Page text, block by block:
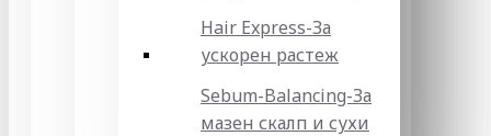
Hair Express-За
ускорен растеж
Sebum-Balancing-За
мазен скалп и сухи